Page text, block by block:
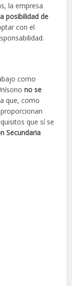
la empresa
posibilidad de
con el
como
no se
que, como
que sí se
Secundaria